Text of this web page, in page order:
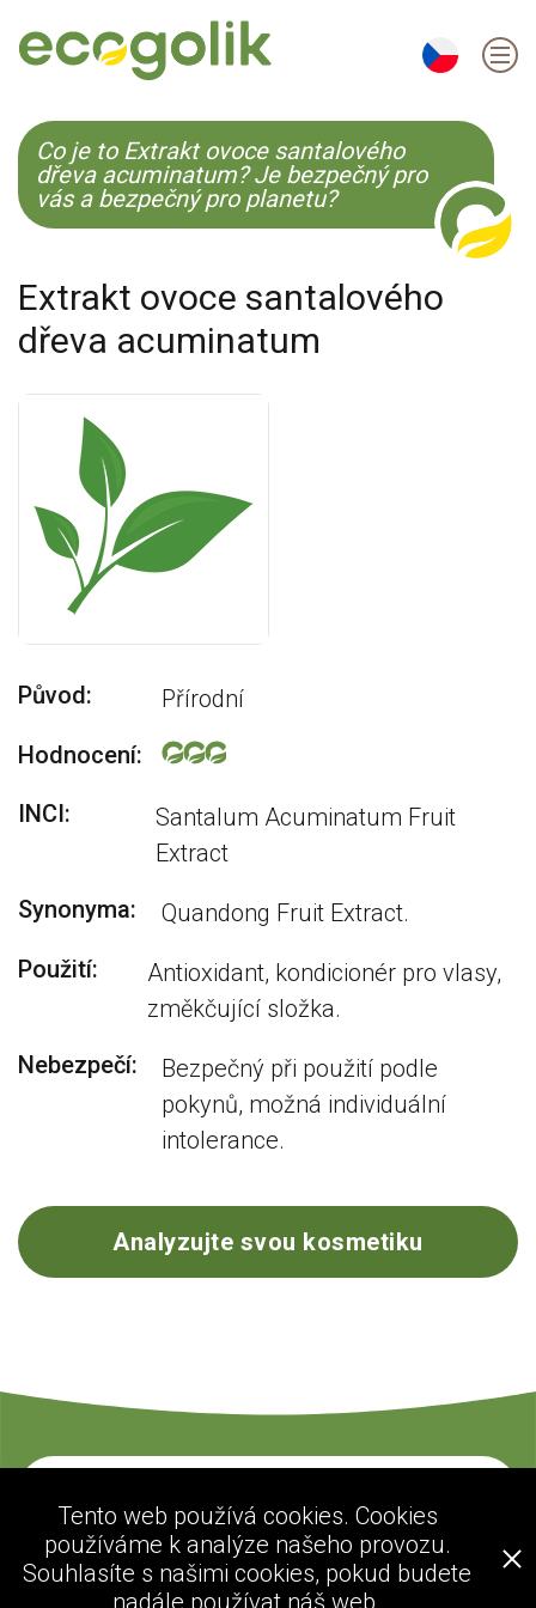
EN ES CS KO
Co je to Extrakt ovoce santalového
dřeva acuminatum? Je bezpečný pro
vás a bezpečný pro planetu?
Extrakt ovoce santalového
dřeva acuminatum
Původ:
Přírodní
Hodnocení:
INCI:
Santalum Acuminatum Fruit
Extract
Synonyma:
Quandong Fruit Extract.
Použití:
Antioxidant, kondicionér pro vlasy,
změkčující složka.
Nebezpečí:
Bezpečný při použití podle
pokynů, možná individuální
intolerance.
Analyzujte svou kosmetiku
ecogolik.com
Tento web používá cookies. Cookies
používáme k analýze našeho provozu.
Souhlasíte s našimi cookies, pokud budete
nadále používat náš web.